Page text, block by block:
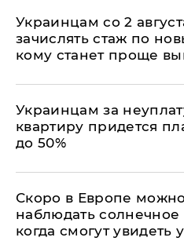
Украинцам со 2
зачислять стаж по
кому станет проще
Украинцам за
квартиру придется
до 50%
Скоро в Европе
наблюдать солнечное
когда смогут увидеть